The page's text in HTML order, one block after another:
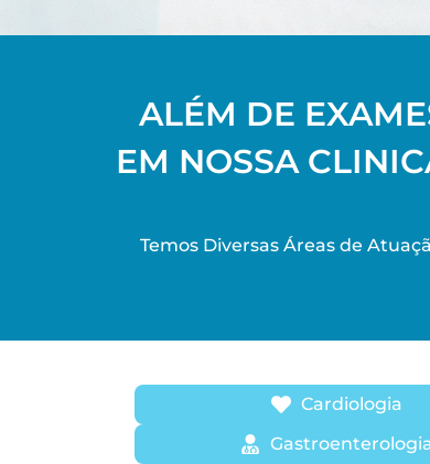
ALÉM DE
EM NOSSA
Temos Diversas Áreas de
Cardiologia